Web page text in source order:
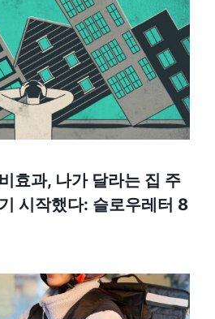
효과, 나가 달라는 집 주
시작했다: 슬로우레터 8